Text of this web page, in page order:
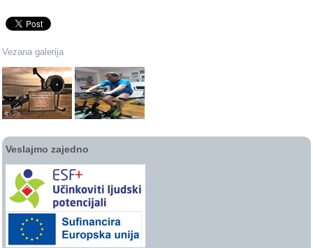
Vezana galerija
Veslajmo zajedno